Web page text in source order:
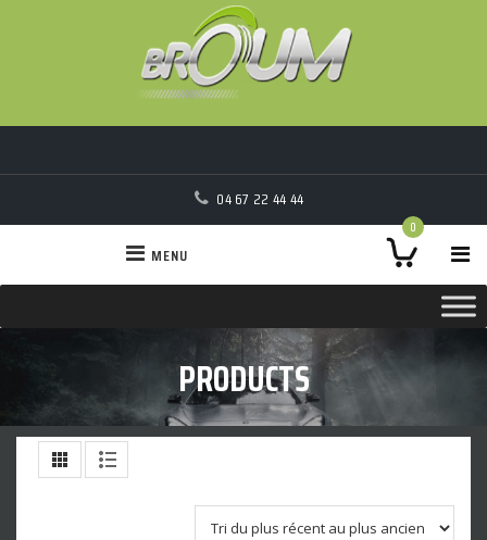
04 67 22 44 44
0
MENU
PRODUCTS